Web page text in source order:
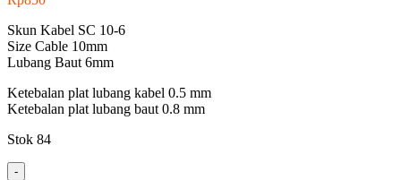
Skun Kabel SC 10-6
Size Cable 10mm
Lubang Baut 6mm
Ketebalan plat lubang kabel 0.5 mm
Ketebalan plat lubang baut 0.8 mm
Stok 84
-